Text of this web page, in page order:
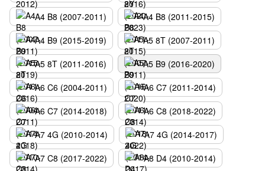
A4 B8 (2007-2011)
A4 B8 (2011-2015)
A4 B9 (2015-2019)
A5 8T (2007-2011)
A5 8T (2011-2016)
A5 B9 (2016-2020)
A6 C6 (2004-2011)
A6 C7 (2011-2014)
A6 C7 (2014-2018)
A6 C8 (2018-2022)
A7 4G (2010-2014)
A7 4G (2014-2017)
A7 C8 (2017-2022)
A8 D4 (2010-2014)